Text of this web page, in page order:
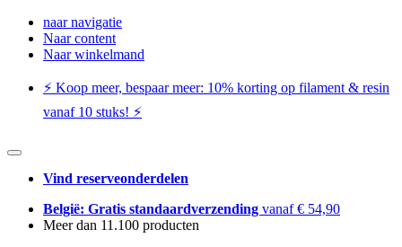
naar navigatie
Naar content
Naar winkelmand
⚡️ Koop meer, bespaar meer: ​​10% korting op filament & resin
vanaf 10 stuks! ⚡️
Vind reserveonderdelen
België: Gratis standaardverzending vanaf € 54,90
Meer dan 11.100 producten